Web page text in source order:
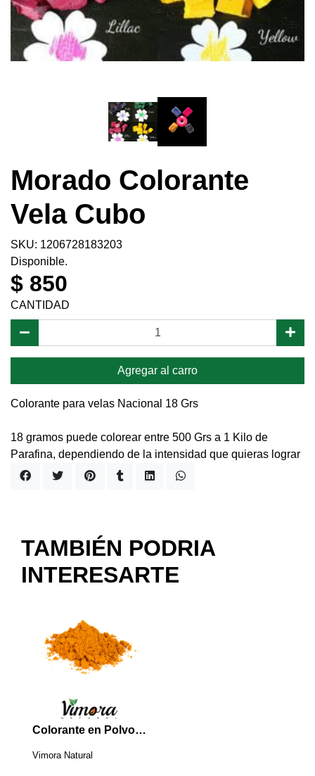
Morado Colorante
Vela Cubo
SKU: 1206728183203
Disponible.
$ 850
CANTIDAD
Agregar al carro
Colorante para velas Nacional 18 Grs
18 gramos puede colorear entre 500 Grs a 1 Kilo de
Parafina, dependiendo de la intensidad que quieras lograr
TAMBIÉN PODRIA
INTERESARTE
Colorante en Polvo Amarillo 2 Grs
Vimora Natural